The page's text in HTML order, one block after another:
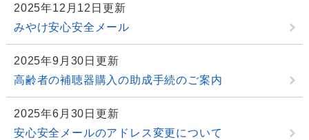
2025年12月12日更新
みやけ安心安全メール
2025年9月30日更新
高齢者の補聴器購入の助成手続のご案内
2025年6月30日更新
安心安全メールのアドレス変更について